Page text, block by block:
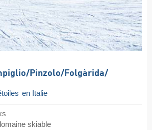
​Pinzolo/​Folgàrida/​
en Italie
skiable